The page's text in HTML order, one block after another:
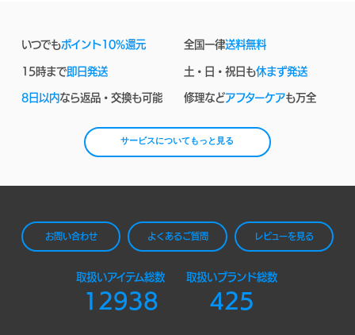
いつでもポイント10%還元 全国一律送料無料
15時まで即日発送 土・日・祝日も休まず発送
8日以内なら返品・交換も可能 修理などアフターケアも万全
サービスについてもっと見る
お問い合わせ よくあるご質問 レビューを見る
取扱いアイテム総数
12938
取扱いブランド総数
425